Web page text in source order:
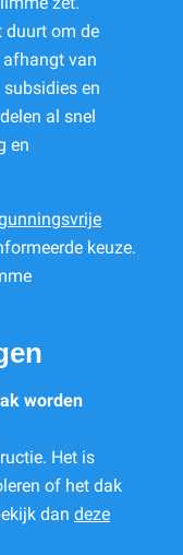
duurt om de
afhangt van
en
al snel
en
keuze.
worden
Het is
of het dak
dan deze